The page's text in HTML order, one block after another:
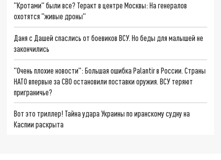
"Кротами" были все? Теракт в центре Москвы: На генералов
охотятся "живые дроны"
Даня с Дашей спаслись от боевиков ВСУ. Но беды для малышей не
закончились
"Очень плохие новости": Большая ошибка Palantir в России. Страны
НАТО впервые за СВО остановили поставки оружия. ВСУ теряют
приграничье?
Вот это триллер! Тайна удара Украины по иранскому судну на
Каспии раскрыта